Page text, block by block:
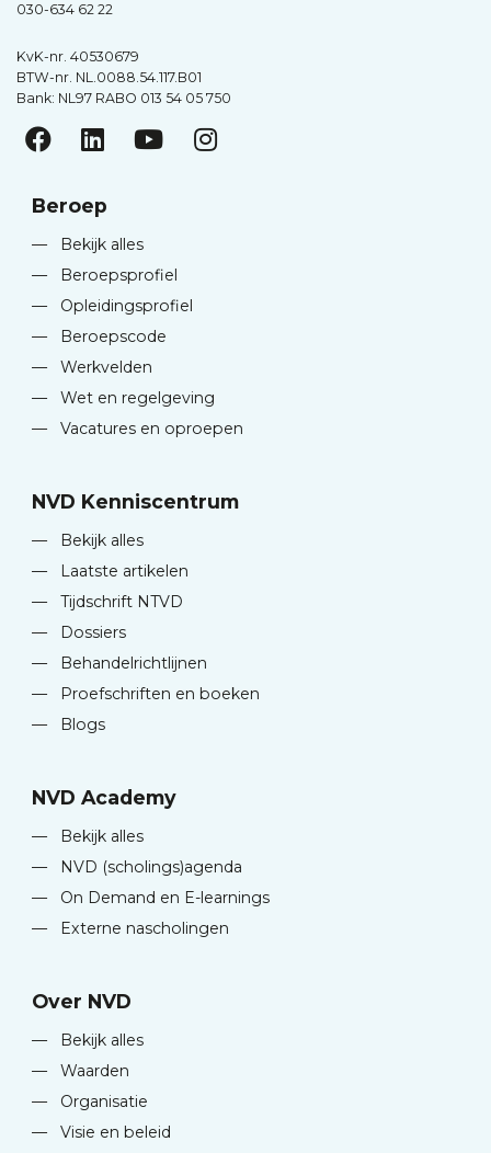
030-634 62 22
KvK-nr. 40530679
BTW-nr. NL.0088.54.117.B01
Bank: NL97 RABO 013 54 05 750
Beroep
—
Bekijk alles
—
Beroepsprofiel
—
Opleidingsprofiel
—
Beroepscode
—
Werkvelden
—
Wet en regelgeving
—
Vacatures en oproepen
NVD Kenniscentrum
—
Bekijk alles
—
Laatste artikelen
—
Tijdschrift NTVD
—
Dossiers
—
Behandelrichtlijnen
—
Proefschriften en boeken
—
Blogs
NVD Academy
—
Bekijk alles
—
NVD (scholings)agenda
—
On Demand en E-learnings
—
Externe nascholingen
Over NVD
—
Bekijk alles
—
Waarden
—
Organisatie
—
Visie en beleid